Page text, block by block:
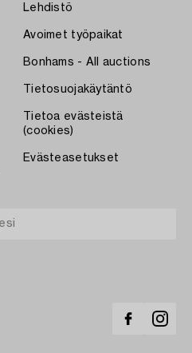
Lehdistö
Avoimet työpaikat
Bonhams - All auctions
Tietosuojakäytäntö
Tietoa evästeistä
(cookies)
Evästeasetukset